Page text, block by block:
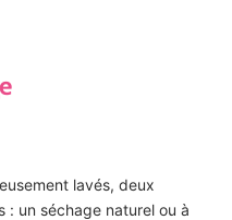
lavés, deux
: un séchage naturel ou à